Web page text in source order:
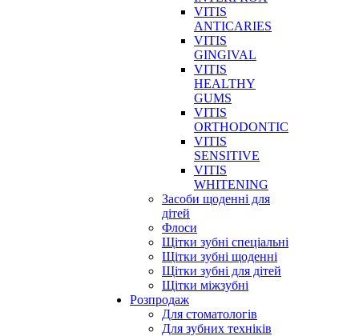
VITIS
ANTICARIES
VITIS
GINGIVAL
VITIS
HEALTHY
GUMS
VITIS
ORTHODONTIC
VITIS
SENSITIVE
VITIS
WHITENING
Засоби щоденні для
дітей
Флоси
Щітки зубні спеціальні
Щітки зубні щоденні
Щітки зубні для дітей
Щітки міжзубні
Розпродаж
Для стоматологів
Для зубних техніків